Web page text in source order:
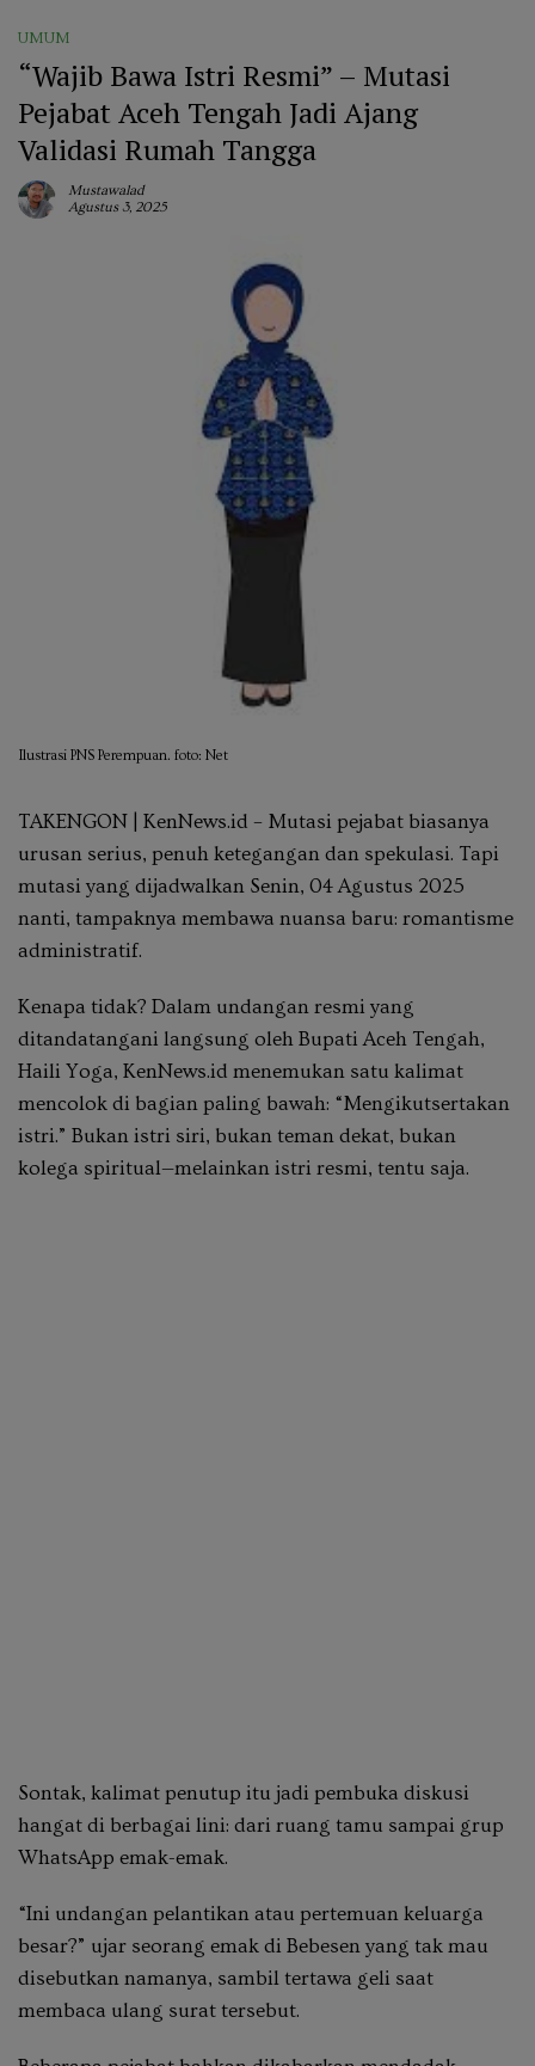
UMUM
“Wajib Bawa Istri Resmi” – Mutasi
Pejabat Aceh Tengah Jadi Ajang
Validasi Rumah Tangga
Mustawalad
Agustus 3, 2025
Ilustrasi PNS Perempuan. foto: Net
TAKENGON | KenNews.id – Mutasi pejabat biasanya
urusan serius, penuh ketegangan dan spekulasi. Tapi
mutasi yang dijadwalkan Senin, 04 Agustus 2025
nanti, tampaknya membawa nuansa baru: romantisme
administratif.
Kenapa tidak? Dalam undangan resmi yang
ditandatangani langsung oleh Bupati Aceh Tengah,
Haili Yoga, KenNews.id menemukan satu kalimat
mencolok di bagian paling bawah: “Mengikutsertakan
istri.” Bukan istri siri, bukan teman dekat, bukan
kolega spiritual—melainkan istri resmi, tentu saja.
Sontak, kalimat penutup itu jadi pembuka diskusi
hangat di berbagai lini: dari ruang tamu sampai grup
WhatsApp emak-emak.
“Ini undangan pelantikan atau pertemuan keluarga
besar?” ujar seorang emak di Bebesen yang tak mau
disebutkan namanya, sambil tertawa geli saat
membaca ulang surat tersebut.